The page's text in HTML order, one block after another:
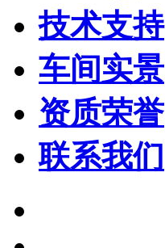
技术支持
车间实景
资质荣誉
联系我们